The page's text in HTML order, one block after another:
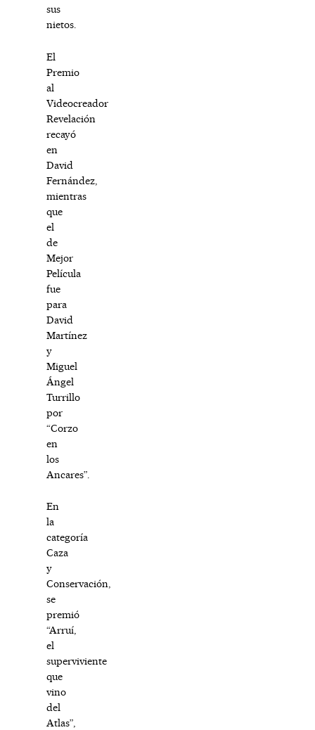
sus
nietos.
El
Premio
al
Videocreador
Revelación
recayó
en
David
Fernández,
mientras
que
el
de
Mejor
Película
fue
para
David
Martínez
y
Miguel
Ángel
Turrillo
por
“Corzo
en
los
Ancares”.
En
la
categoría
Caza
y
Conservación,
se
premió
“Arruí,
el
superviviente
que
vino
del
Atlas”,